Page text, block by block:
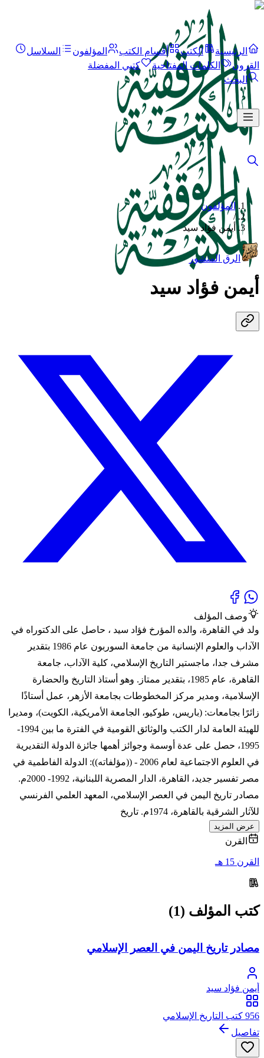
الرئيسية الكتب أقسام الكتب المؤلفون
السلاسل
القرون
الكلمات المفتاحية
كتبي المفضلة
البحث
المؤلفون
/
أيمن فؤاد سيد
الرق المنشور
أيمن فؤاد سيد
وصف المؤلف
ولد في القاهرة، والده المؤرخ فؤاد سيد ، حاصل على الدكتوراه في
الآداب والعلوم الإنسانية من جامعة السوربون عام 1986 بتقدير
مشرف جدا، ماجستير التاريخ الإسلامي، كلية الآداب، جامعة
القاهرة، عام 1985، بتقدير ممتاز. وهو أستاذ التاريخ والحضارة
الإسلامية، ومدير مركز المخطوطات بجامعة الأزهر، عمل أستاذًا
زائرًا بجامعات: (باريس، طوكيو، الجامعة الأمريكية، الكويت)، ومديرا
للهيئة العامة لدار الكتب والوثائق القومية في الفترة ما بين 1994-
1995، حصل على عدة أوسمة وجوائز أهمها جائزة الدولة التقديرية
في العلوم الاجتماعية لعام 2006 - ((مؤلفاته)): الدولة الفاطمية في
مصر تفسير جديد، القاهرة، الدار المصرية اللبنانية، 1992- 2000م.
مصادر تاريخ اليمن في العصر الإسلامي، المعهد العلمي الفرنسي
للآثار الشرقية بالقاهرة، 1974م. تاريخ
عرض المزيد
القرن
القرن 15 هـ
كتب المؤلف (1)
مصادر تاريخ اليمن في العصر الإسلامي
أيمن فؤاد سيد
956 كتب التاريخ الإسلامي
تفاصيل